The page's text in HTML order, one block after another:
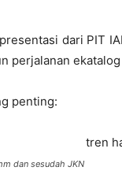
dari PIT
perjalanan
penting:
dan sesudah JKN